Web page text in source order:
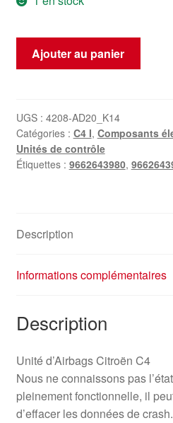
quantité
Citroën
C4
9662643980
Ajouter au panier
UGS : 4208-AD20_K14
Catégories : C4 I, Composants
Unités de contrôle
Étiquettes : 9662643980,
Description
Informations complémentaires
Description
Unité d’Airbags Citroën C4
Nous ne connaissons pas
pleinement fonctionnelle, il
d’effacer les données de crash.